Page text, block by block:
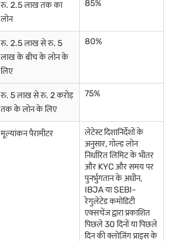
रु. 2.5 लाख तक का
लोन
85%
रु. 2.5 लाख से रु. 5
लाख के बीच के लोन के
लिए
80%
रु. 5 लाख से रु. 2 करोड़
तक के लोन के लिए
75%
मूल्यांकन पैरामीटर
लेटेस्ट दिशानिर्देशों के
अनुसार, गोल्ड लोन
निर्धारित लिमिट के भीतर
और KYC और समय पर
पुनर्भुगतान के अधीन,
IBJA या SEBI-
रेगुलेटेड कमोडिटी
एक्सचेंज द्वारा प्रकाशित
पिछले 30 दिनों या पिछले
दिन की क्लोज़िंग प्राइस के